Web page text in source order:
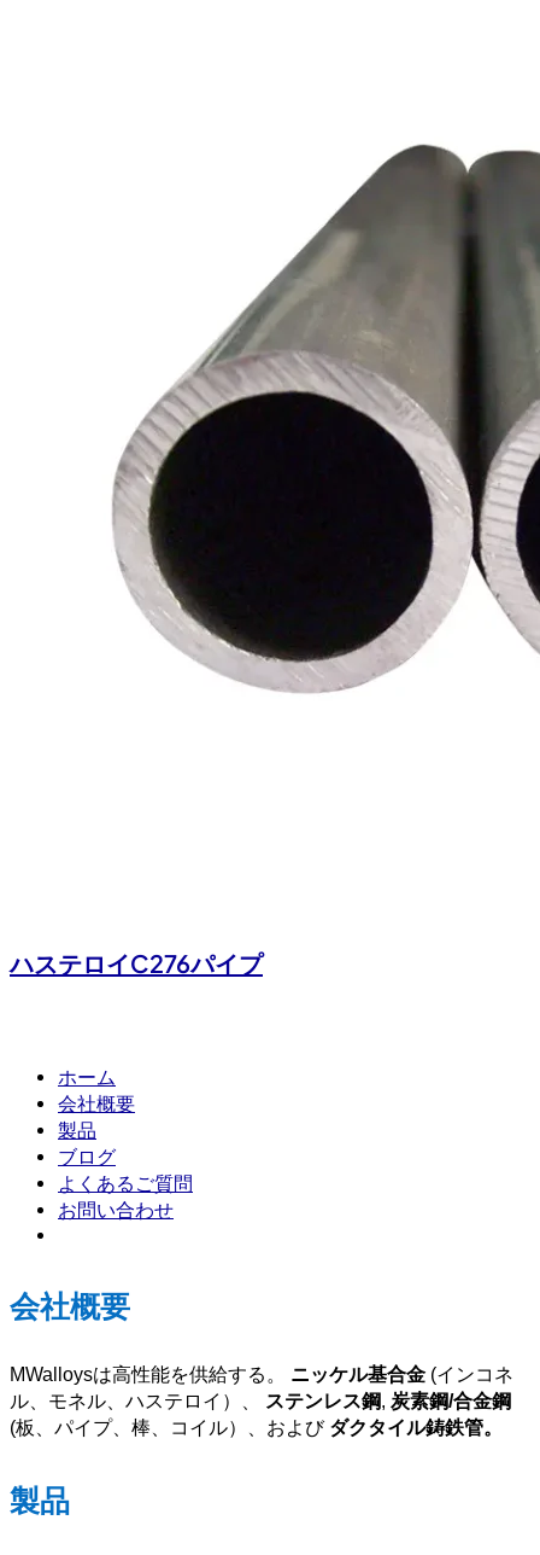
ハステロイC276パイプ
ホーム
会社概要
製品
ブログ
よくあるご質問
お問い合わせ
会社概要
MWalloysは高性能を供給する。 ニッケル基合金 (インコネ
ル、モネル、ハステロイ）、
ステンレス鋼, 炭素鋼/合金鋼
(板、パイプ、棒、コイル）、および ダクタイル鋳鉄管。
製品